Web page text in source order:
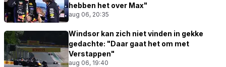
hebben het over Max"
aug 06, 20:35
Windsor kan zich niet vinden in gekke
gedachte: "Daar gaat het om met
Verstappen"
aug 06, 19:40